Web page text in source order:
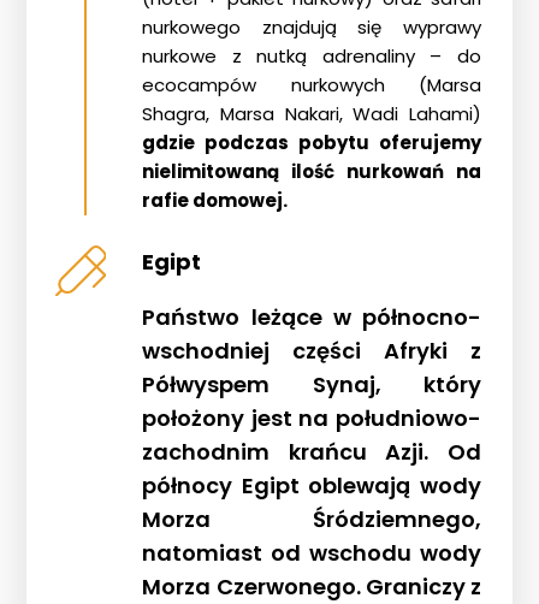
nurkowego znajdują się wyprawy
nurkowe z nutką adrenaliny – do
ecocampów nurkowych (Marsa
Shagra, Marsa Nakari, Wadi Lahami)
gdzie podczas pobytu oferujemy
nielimitowaną ilość nurkowań na
rafie domowej.
Egipt
Państwo leżące w północno-
wschodniej części Afryki z
Półwyspem Synaj, który
położony jest na południowo-
zachodnim krańcu Azji. Od
północy Egipt oblewają wody
Morza Śródziemnego,
natomiast od wschodu wody
Morza Czerwonego. Graniczy z